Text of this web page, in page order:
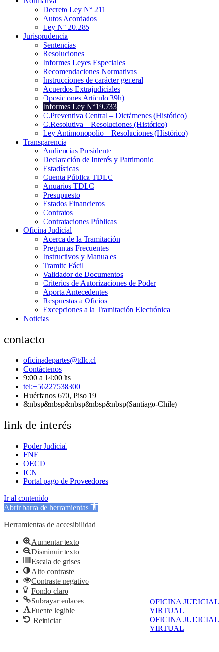
OFICINA JUDICIAL
VIRTUAL
OFICINA JUDICIAL
VIRTUAL
Decreto Ley N° 211
Autos Acordados
Ley N° 20.285
Jurisprudencia
Sentencias
Resoluciones
Informes Leyes Especiales
Recomendaciones Normativas
Instrucciones de carácter general
Acuerdos Extrajudiciales
Oposiciones Artículo 39h)
Informes Ley N°19.733
C.Preventiva Central – Dictámenes (Histórico)
C.Resolutiva – Resoluciones (Histórico)
Ley Antimonopolio – Resoluciones (Histórico)
Transparencia
Audiencias Presidente
Declaración de Interés y Patrimonio
Estadísticas
Cuenta Pública TDLC
Anuarios TDLC
Presupuesto
Estados Financieros
Contratos
Contrataciones Públicas
Oficina Judicial
Acerca de la Tramitación
Preguntas Frecuentes
Instructivos y Manuales
Tramite Fácil
Validador de Documentos
Criterios de Autorizaciones de Poder
Aporta Antecedentes
Respuestas a Oficios
Excepciones a la Tramitación Electrónica
Noticias
contacto
oficinadepartes@tdlc.cl
Contáctenos
9:00 a 14:00 hs
tel:+56227538300
Huérfanos 670, Piso 19
&nbsp&nbsp&nbsp&nbsp&nbsp(Santiago-Chile)
link de interés
Poder Judicial
FNE
OECD
ICN
Portal pago de Proveedores
Ir al contenido
Abrir barra de herramientas
Herramientas de accesibilidad
Aumentar texto
Disminuir texto
Escala de grises
Alto contraste
Contraste negativo
Fondo claro
Subrayar enlaces
Fuente legible
Reiniciar